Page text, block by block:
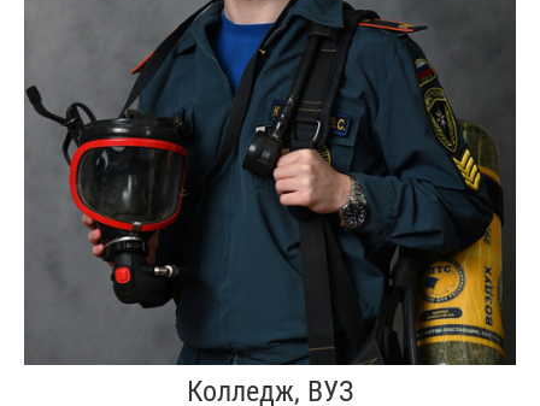
Колледж, ВУЗ